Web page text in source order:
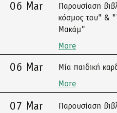
06 Mar
Παρουσίαση
κόσμος του" &
Μακάμ"
More
06 Mar
Μία παιδική
More
07 Mar
Παρουσίαση